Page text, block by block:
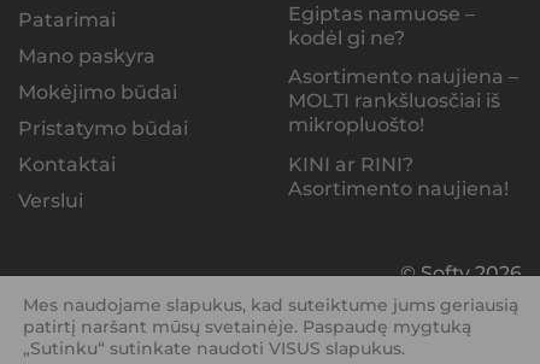
Patarimai
Mano paskyra
Mokėjimo būdai
Pristatymo būdai
Kontaktai
Verslui
Egiptas namuose –
kodėl gi ne?
Asortimento naujiena –
MOLTI rankšluosčiai iš
mikropluošto!
KINI ar RINI?
Asortimento naujiena!
© Softy 2026
Mes naudojame slapukus, kad suteiktume jums geriausią
patirtį naršant mūsų svetainėje. Paspaudę mygtuką
„Sutinku“ sutinkate naudoti VISUS slapukus.